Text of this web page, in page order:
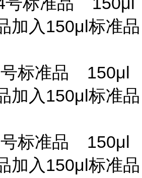
加入150μl标准品
标准品 150μl
加入150μl标准品
标准品 150μl
加入150μl标准品